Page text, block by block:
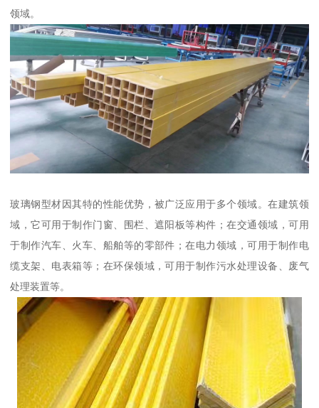
领域。
玻璃钢型材因其特的性能优势，被广泛应用于多个领域。在建筑领
域，它可用于制作门窗、围栏、遮阳板等构件；在交通领域，可用
于制作汽车、火车、船舶等的零部件；在电力领域，可用于制作电
缆支架、电表箱等；在环保领域，可用于制作污水处理设备、废气
处理装置等。